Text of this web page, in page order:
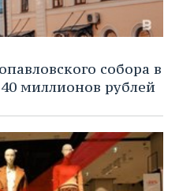
собора в
миллионов рублей